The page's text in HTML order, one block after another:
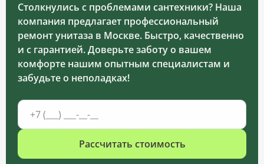
Столкнулись с проблемами сантехники? Наша
компания предлагает профессиональный
ремонт унитаза в Москве. Быстро, качественно
и с гарантией. Доверьте заботу о вашем
комфорте нашим опытным специалистам и
забудьте о неполадках!
Рассчитать стоимость